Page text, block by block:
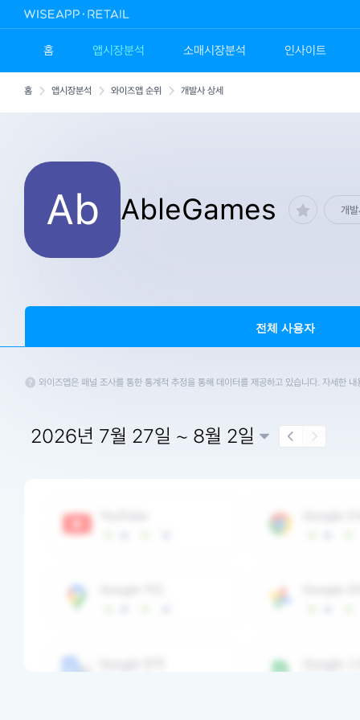
홈 앱시장분석 소매시장분석 인사이트
홈 앱시장분석 와이즈앱 순위 개발사 상세
Ab AbleGames 개
전체 사용자
와이즈앱은 패널 조사를 통한 통계적 추정을 통해 데이터를 제공하고 있습니다. 자세한
2026년 7월 27일 ~ 8월 2일